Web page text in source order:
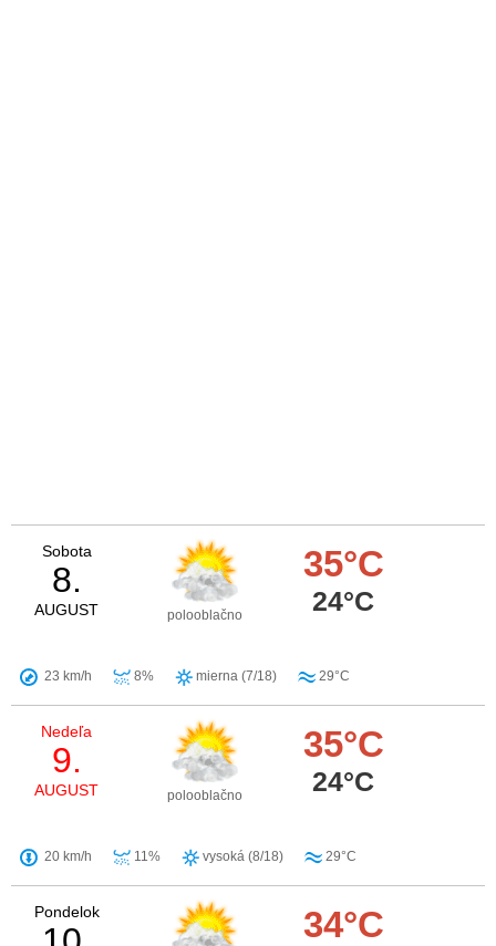
Sobota
8.
AUGUST polooblačno
35°C
24°C
23 km/h 8% mierna (7/18) 29°C
Nedeľa
9.
AUGUST polooblačno
35°C
24°C
20 km/h 11% vysoká (8/18) 29°C
Pondelok 34°C